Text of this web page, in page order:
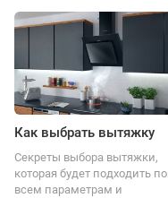
Как выбрать вытяжку
Секреты выбора вытяжки,
которая будет подходить по
всем параметрам и